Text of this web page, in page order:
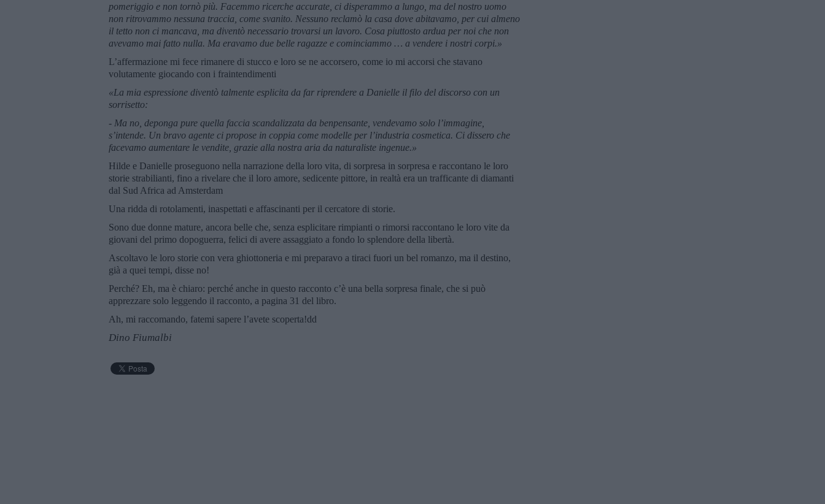
pomeriggio e non tornò più. Facemmo ricerche accurate, ci disperammo a lungo, ma del nostro uomo
non ritrovammo nessuna traccia, come svanito. Nessuno reclamò la casa dove abitavamo, per cui almeno
il tetto non ci mancava, ma diventò necessario trovarsi un lavoro. Cosa piuttosto ardua per noi che non
avevamo mai fatto nulla. Ma eravamo due belle ragazze e cominciammo … a vendere i nostri corpi.»
L’affermazione mi fece rimanere di stucco e loro se ne accorsero, come io mi accorsi che stavano
volutamente giocando con i fraintendimenti
«La mia espressione diventò talmente esplicita da far riprendere a Danielle il filo del discorso con un
sorrisetto:
- Ma no, deponga pure quella faccia scandalizzata da benpensante, vendevamo solo l’immagine,
s’intende. Un bravo agente ci propose in coppia come modelle per l’industria cosmetica. Ci dissero che
facevamo aumentare le vendite, grazie alla nostra aria da naturaliste ingenue.»
Hilde e Danielle proseguono nella narrazione della loro vita, di sorpresa in sorpresa e raccontano le loro
storie strabilianti, fino a rivelare che il loro amore, sedicente pittore, in realtà era un trafficante di diamanti
dal Sud Africa ad Amsterdam
Una ridda di rotolamenti, inaspettati e affascinanti per il cercatore di storie.
Sono due donne mature, ancora belle che, senza esplicitare rimpianti o rimorsi raccontano le loro vite da
giovani del primo dopoguerra, felici di avere assaggiato a fondo lo splendore della libertà.
Ascoltavo le loro storie con vera ghiottoneria e mi preparavo a tiraci fuori un bel romanzo, ma il destino,
già a quei tempi, disse no!
Perché? Eh, ma è chiaro: perché anche in questo racconto c’è una bella sorpresa finale, che si può
apprezzare solo leggendo il racconto, a pagina 31 del libro.
Ah, mi raccomando, fatemi sapere l’avete scoperta!dd
Dino Fiumalbi